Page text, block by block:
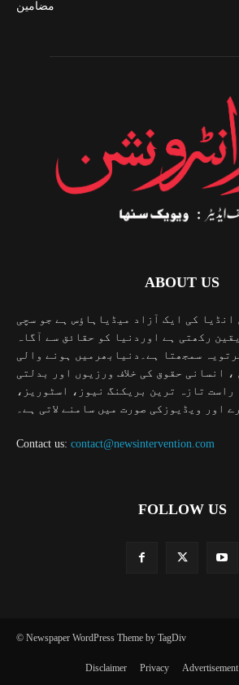
مضامین
ABOUT US
انڈیا کی ایک آزاد میڈیاہاؤس ہے جو سچی
رکھتی ہے اوردنیا کو حقائق سے آگاہ
سمجھتا ہے۔دنیابھرمیں ہونے والی
، انسانی حقوق کی خلاف ورزیوں اور بدلتی
راست تازہ ترین بریکنگ نیوز، اسٹوریز،
اور ویڈیوزکی صورت میں سامنے لاتی ہے۔
Contact us: contact@newsintervention.com
FOLLOW US
© Newspaper WordPress Theme by TagDiv
Disclaimer Privacy Advertisement